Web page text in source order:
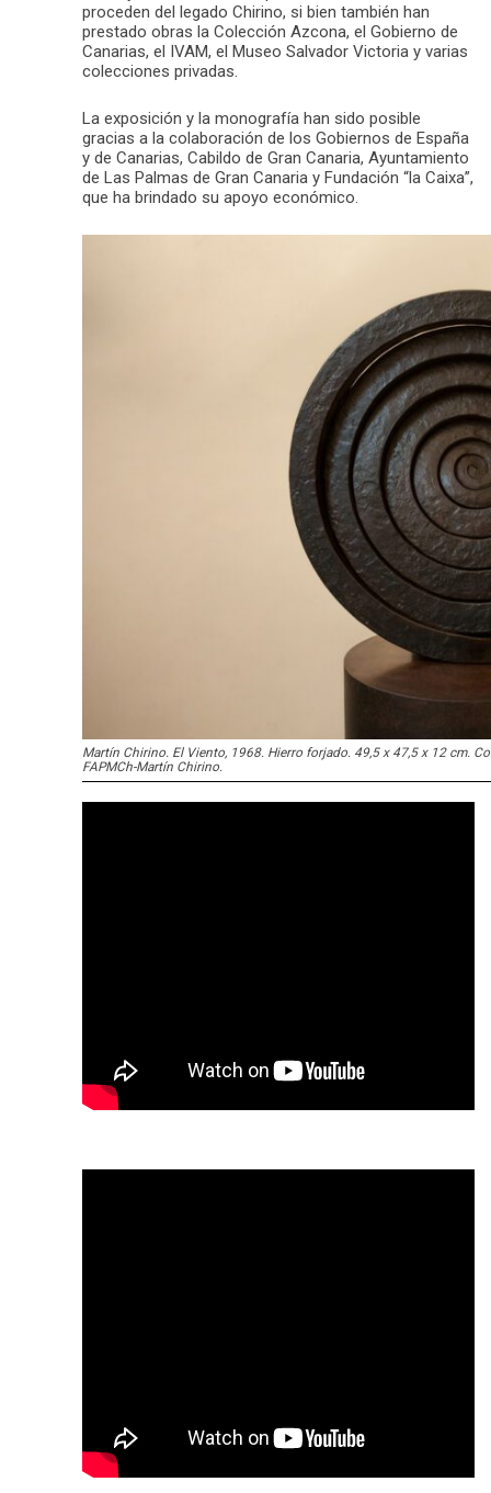
proceden del legado Chirino, si bien también han
prestado obras la Colección Azcona, el Gobierno de
Canarias, el IVAM, el Museo Salvador Victoria y varias
colecciones privadas.
La exposición y la monografía han sido posible
gracias a la colaboración de los Gobiernos de España
y de Canarias, Cabildo de Gran Canaria, Ayuntamiento
de Las Palmas de Gran Canaria y Fundación “la Caixa”,
que ha brindado su apoyo económico.
Martín Chirino. El Viento, 1968. Hierro forjado. 49,5 x 47,5 x 12 cm.
FAPMCh-Martín Chirino.